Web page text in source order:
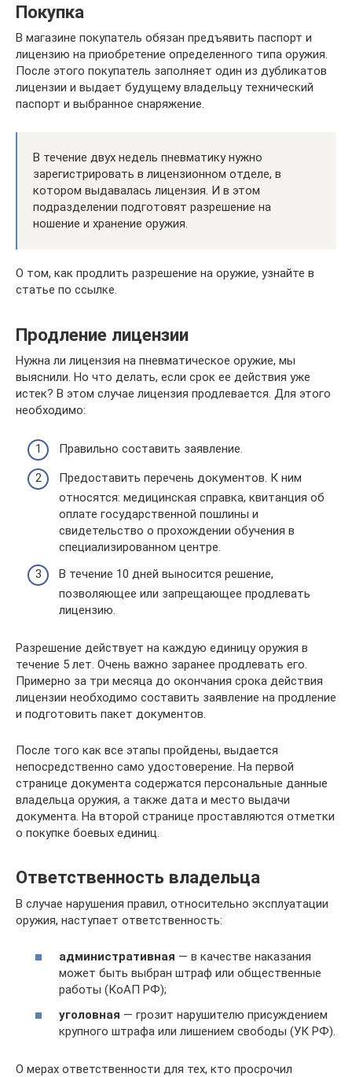
Покупка
В магазине покупатель обязан предъявить паспорт и
лицензию на приобретение определенного типа оружия.
После этого покупатель заполняет один из дубликатов
лицензии и выдает будущему владельцу технический
паспорт и выбранное снаряжение.
В течение двух недель пневматику нужно
зарегистрировать в лицензионном отделе, в
котором выдавалась лицензия. И в этом
подразделении подготовят разрешение на
ношение и хранение оружия.
О том, как продлить разрешение на оружие, узнайте в
статье по ссылке.
Продление лицензии
Нужна ли лицензия на пневматическое оружие, мы
выяснили. Но что делать, если срок ее действия уже
истек? В этом случае лицензия продлевается. Для этого
необходимо:
Правильно составить заявление.
Предоставить перечень документов. К ним
относятся: медицинская справка, квитанция об
оплате государственной пошлины и
свидетельство о прохождении обучения в
специализированном центре.
В течение 10 дней выносится решение,
позволяющее или запрещающее продлевать
лицензию.
Разрешение действует на каждую единицу оружия в
течение 5 лет. Очень важно заранее продлевать его.
Примерно за три месяца до окончания срока действия
лицензии необходимо составить заявление на продление
и подготовить пакет документов.
После того как все этапы пройдены, выдается
непосредственно само удостоверение. На первой
странице документа содержатся персональные данные
владельца оружия, а также дата и место выдачи
документа. На второй странице проставляются отметки
о покупке боевых единиц.
Ответственность владельца
В случае нарушения правил, относительно эксплуатации
оружия, наступает ответственность:
административная — в качестве наказания
может быть выбран штраф или общественные
работы (КоАП РФ);
уголовная — грозит нарушителю присуждением
крупного штрафа или лишением свободы (УК РФ).
О мерах ответственности для тех, кто просрочил